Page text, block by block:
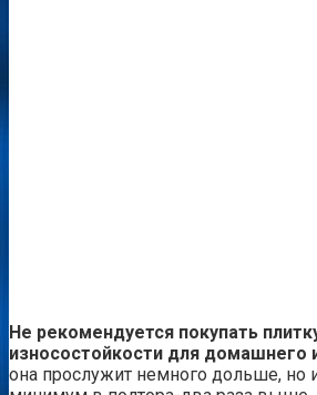
Не рекомендуется покупать
износостойкости для домашнего
она прослужит немного дольше, но